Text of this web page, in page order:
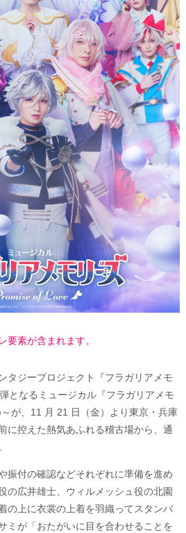
素が含まれます。
タジープロジェクト『フラガリアメモ
となるミュージカル『フラガリアメモ
が、11 月 21 日（金）より東京・兵庫
に控えた熱気あふれる稽古場から、通
振付の確認などそれぞれに準備を進め
の広井雄士、ウィルメッシュ役の北園
の上に衣裳の上着を羽織ってスタンバ
ミが「おたがいに目を合わせることを